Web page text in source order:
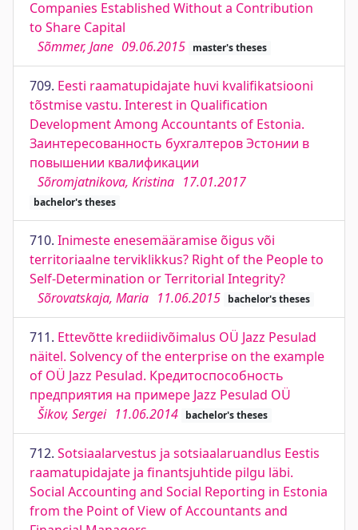
Companies Established Without a Contribution
to Share Capital
Sõmmer, Jane 09.06.2015 master's theses
709. Eesti raamatupidajate huvi kvalifikatsiooni
tõstmise vastu. Interest in Qualification
Development Among Accountants of Estonia.
Заинтересованность бухгалтеров Эстонии в
повышении квалификации
Sõromjatnikova, Kristina 17.01.2017
bachelor's theses
710. Inimeste enesemääramise õigus või
territoriaalne terviklikkus? Right of the People to
Self-Determination or Territorial Integrity?
Sõrovatskaja, Maria 11.06.2015 bachelor's theses
711. Ettevõtte krediidivõimalus OÜ Jazz Pesulad
näitel. Solvency of the enterprise on the example
of OÜ Jazz Pesulad. Кредитоспособность
предприятия на примере Jazz Pesulad OÜ
Šikov, Sergei 11.06.2014 bachelor's theses
712. Sotsiaalarvestus ja sotsiaalaruandlus Eestis
raamatupidajate ja finantsjuhtide pilgu läbi.
Social Accounting and Social Reporting in Estonia
from the Point of View of Accountants and